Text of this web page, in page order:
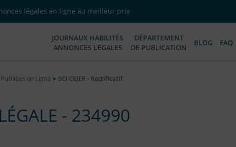
légales en ligne au meilleur prix
JOURNAUX HABILITÉS
ANNONCES LÉGALES
DÉPARTEMENT
DE PUBLICATION
BLOG FAQ
en Ligne SCI CEJER - Rectificatif
- 234990